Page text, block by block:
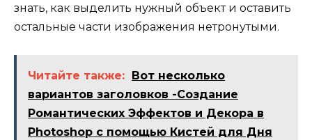
знать, как выделить нужный объект и оставить
остальные части изображения нетронутыми.
Читайте также: Вот несколько
вариантов заголовков -Создание
Романтических Эффектов и Декора в
Photoshop с помощью Кистей для Дня